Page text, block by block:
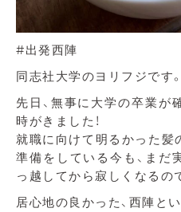
#出発西陣
同志社大学のヨリフジです。
先日、無事に大学の卒業が
時がきました！
就職に向けて明るかった髪
準備をしている今も、まだ
っ越してから寂しくなるの
居心地の良かった、西陣とい